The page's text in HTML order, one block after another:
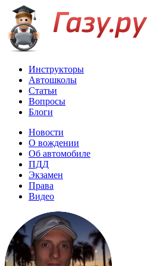
Инструкторы
Автошколы
Статьи
Вопросы
Блоги
Новости
О вождении
Об автомобиле
ПДД
Экзамен
Права
Видео